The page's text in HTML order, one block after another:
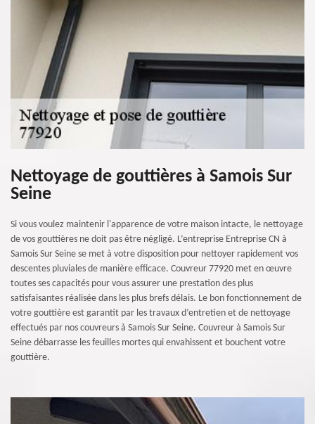
Nettoyage de gouttières à Samois Sur
Seine
Si vous voulez maintenir l'apparence de votre maison intacte, le nettoyage
de vos gouttières ne doit pas être négligé. L’entreprise Entreprise CN à
Samois Sur Seine se met à votre disposition pour nettoyer rapidement vos
descentes pluviales de manière efficace. Couvreur 77920 met en œuvre
toutes ses capacités pour vous assurer une prestation des plus
satisfaisantes réalisée dans les plus brefs délais. Le bon fonctionnement de
votre gouttière est garantit par les travaux d’entretien et de nettoyage
effectués par nos couvreurs à Samois Sur Seine. Couvreur à Samois Sur
Seine débarrasse les feuilles mortes qui envahissent et bouchent votre
gouttière.